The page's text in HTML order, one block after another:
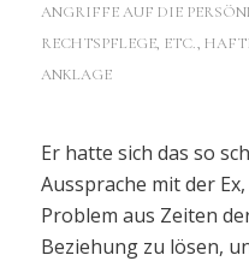
ANGRIFFE AUF DIE
RECHTSPFLEGE, ETC.,
ANKLAGE
Er hatte sich das so
Aussprache mit der
Problem aus Zeiten
Beziehung zu lösen,